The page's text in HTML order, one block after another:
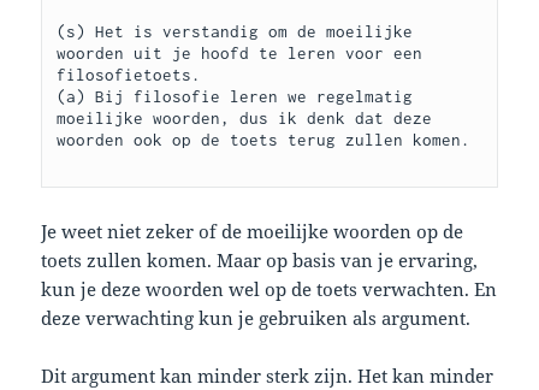
(s) Het is verstandig om de moeilijke
woorden uit je hoofd te leren voor een
filosofietoets.
(a) Bij filosofie leren we regelmatig
moeilijke woorden, dus ik denk dat deze
woorden ook op de toets terug zullen komen.
Je weet niet zeker of de moeilijke woorden op de
toets zullen komen. Maar op basis van je ervaring,
kun je deze woorden wel op de toets verwachten. En
deze verwachting kun je gebruiken als argument.
Dit argument kan minder sterk zijn. Het kan minder